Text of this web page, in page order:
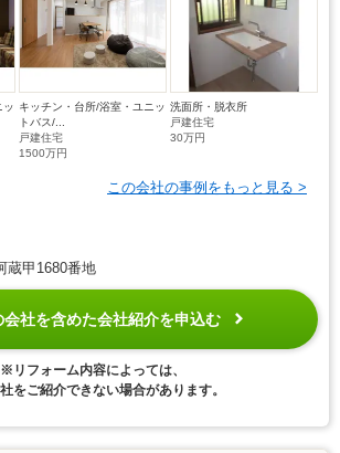
ッ キッチン・台所/浴室・ユニッ
トバス/...
戸建住宅
1500万円
洗面所・脱衣所
戸建住宅
30万円
この会社の事例をもっと見る >
蔵甲1680番地
会社を含めた会社紹介を申込む
※リフォーム内容によっては、
をご紹介できない場合があります。